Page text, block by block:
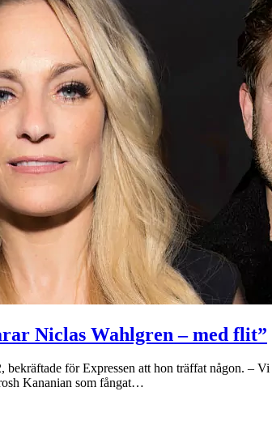
Niclas Wahlgren – med flit”
bekräftade för Expressen att hon träffat någon. –
Kananian som fångat…